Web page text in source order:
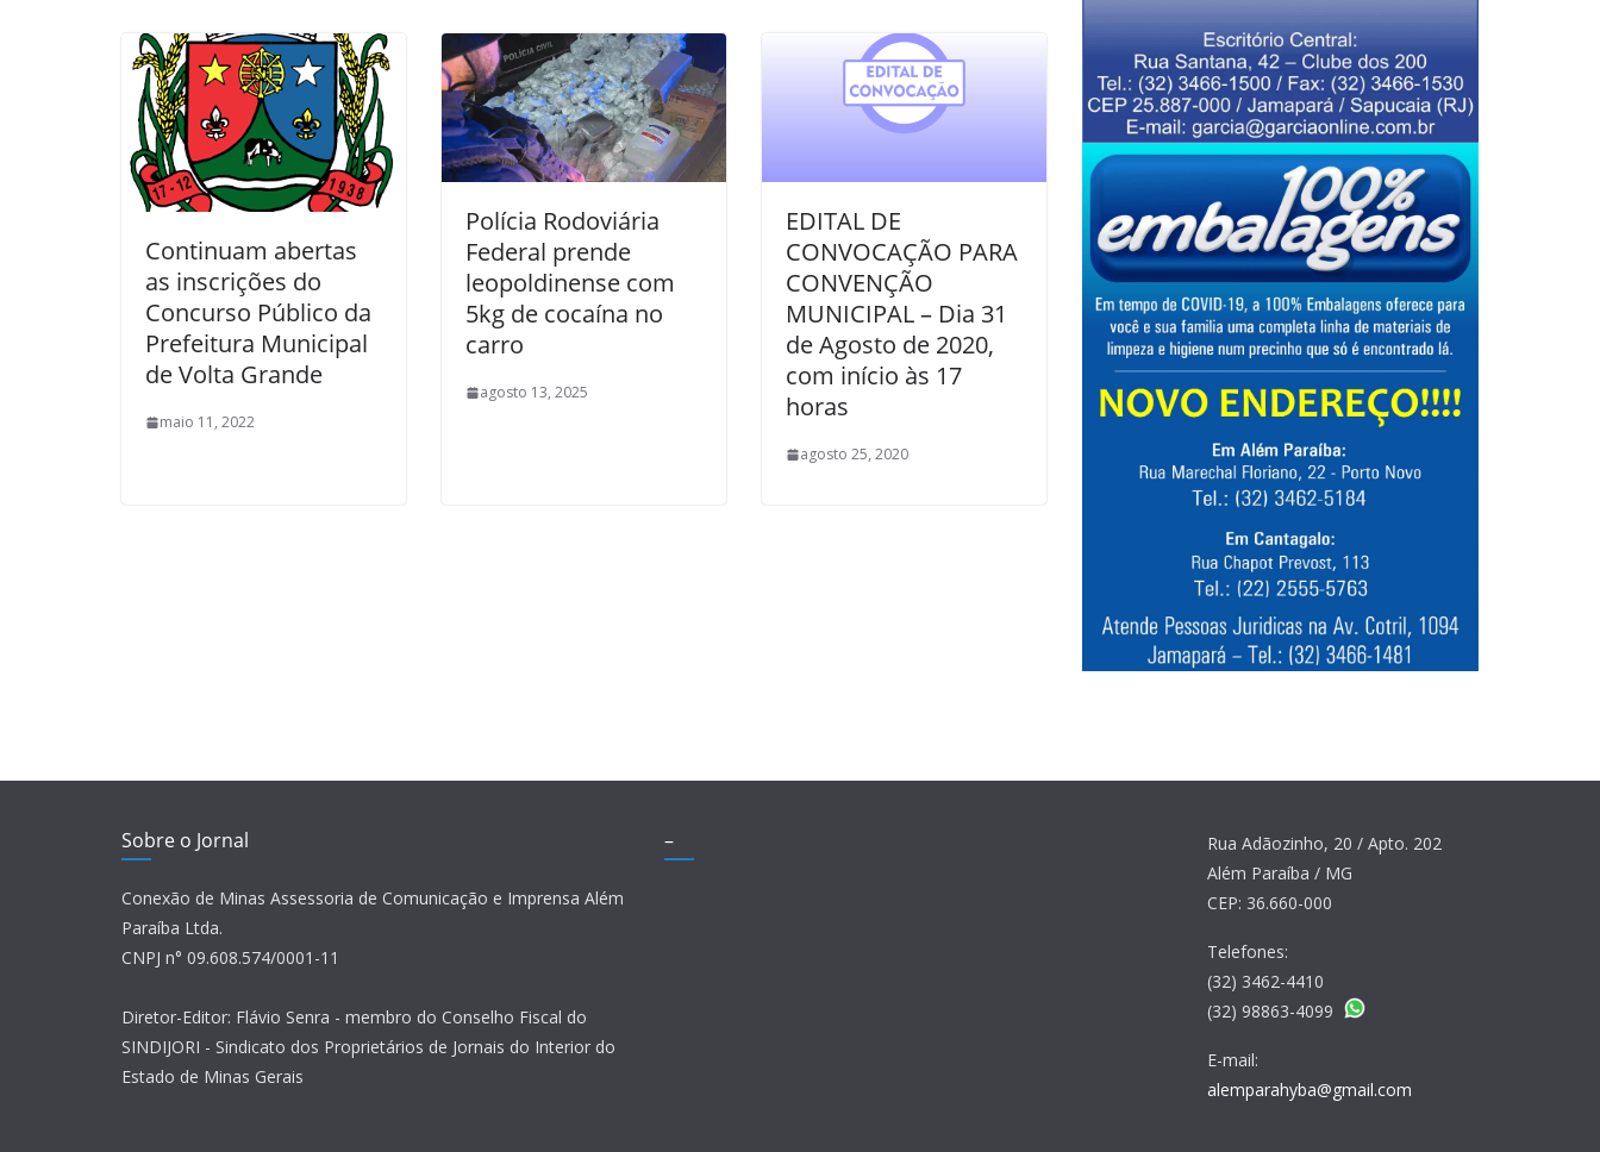
Continuam abertas
as inscrições do
Concurso Público da
Prefeitura Municipal
de Volta Grande
maio 11, 2022
Polícia Rodoviária
Federal prende
leopoldinense com
5kg de cocaína no
carro
agosto 13, 2025
EDITAL DE
CONVOCAÇÃO PARA
CONVENÇÃO
MUNICIPAL – Dia 31
de Agosto de 2020,
com início às 17
horas
agosto 25, 2020
Sobre o Jornal
Conexão de Minas Assessoria de Comunicação e Imprensa Além
Paraíba Ltda.
CNPJ n° 09.608.574/0001-11
Diretor-Editor: Flávio Senra - membro do Conselho Fiscal do
SINDIJORI - Sindicato dos Proprietários de Jornais do Interior do
Estado de Minas Gerais
–
Rua Adãozinho, 20 / Apto. 202
Além Paraíba / MG
CEP: 36.660-000
Telefones:
(32) 3462-4410
(32) 98863-4099
E-mail:
alemparahyba@gmail.com